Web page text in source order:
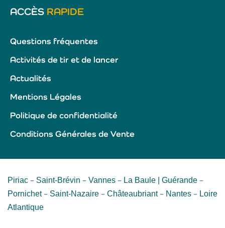
ACCÈS RAPIDE
Questions fréquentes
Activités de tir et de lancer
Actualités
Mentions Légales
Politique de confidentialité
Conditions Générales de Vente
Piriac – Saint-Brévin – Vannes – La Baule | Guérande –
Pornichet– Saint-Nazaire – Châteaubriant– Nantes – Loire
Atlantique